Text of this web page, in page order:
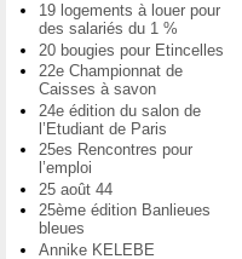
19 logements à louer pour
des salariés du 1 %
20 bougies pour Etincelles
22e Championnat de
Caisses à savon
24e édition du salon de
l’Etudiant de Paris
25es Rencontres pour
l’emploi
25 août 44
25ème édition Banlieues
bleues
Annike KELEBE